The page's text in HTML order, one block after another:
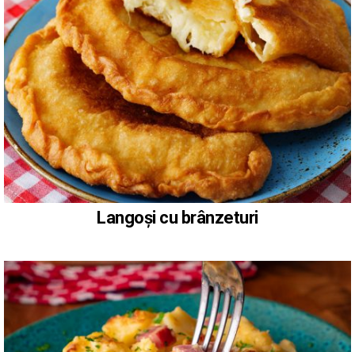
Langoși cu brânzeturi